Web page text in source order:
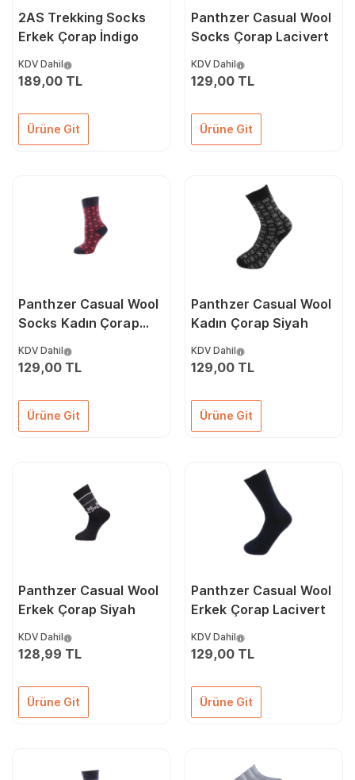
2AS Trekking Socks
Erkek Çorap İndigo
KDV Dahil
189,00 TL
Ürüne Git
Panthzer Casual Wool
Socks Çorap Lacivert
KDV Dahil
129,00 TL
Ürüne Git
Panthzer Casual Wool
Socks Kadın Çorap
KDV Dahil
129,00 TL
Ürüne Git
Panthzer Casual Wool
Kadın Çorap Siyah
KDV Dahil
129,00 TL
Ürüne Git
Panthzer Casual Wool
Erkek Çorap Siyah
KDV Dahil
128,99 TL
Ürüne Git
Panthzer Casual Wool
Erkek Çorap Lacivert
KDV Dahil
129,00 TL
Ürüne Git